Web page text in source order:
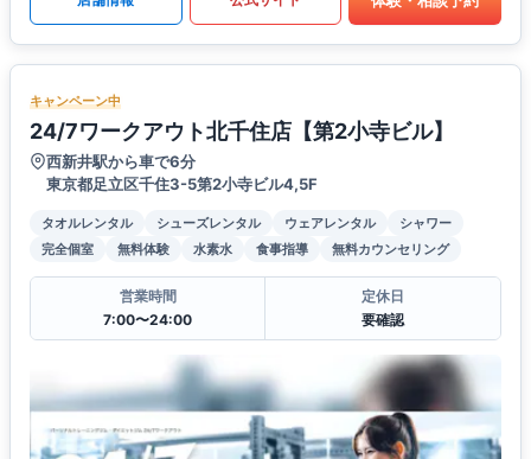
キャンペーン中
24/7ワークアウト北千住店【第2小寺ビル】
西新井駅から車で6分
東京都足立区千住3-5第2小寺ビル4,5F
タオルレンタル シューズレンタル ウェアレンタル
シャワー
完全個室
無料体験 水素水 食事指導 無料カウンセリング
営業時間
7:00〜24:00
定休日
要確認